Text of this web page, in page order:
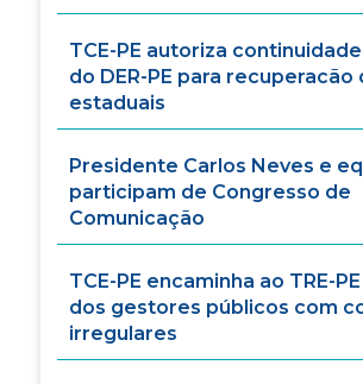
TCE-PE autoriza
do DER-PE para recuperacão
estaduais
Presidente Carlos Neves e
participam de Congresso de
Comunicação
TCE-PE encaminha ao TRE-
dos gestores públicos com
irregulares